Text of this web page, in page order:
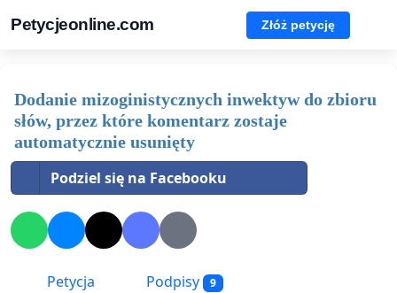
Petycjeonline.com Złóż petycję
Dodanie mizoginistycznych inwektyw do zbioru
słów, przez które komentarz zostaje
automatycznie usunięty
Podziel się na Facebooku
Petycja Podpisy 9